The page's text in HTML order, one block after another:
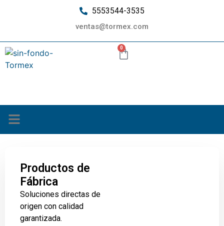
5553544-3535
ventas@tormex.com
0
Productos de
Fábrica
Soluciones directas de
origen con calidad
garantizada.